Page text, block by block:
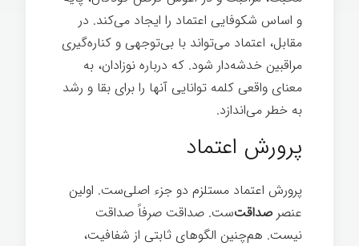
و اساس شکوفایی اعتماد را ایجاد می‌کند. در
مقابل، اعتماد می‌تواند با بی‌توجهی و کناره‌گیری
مراقبین خدشه‌دار شود. که درباره نوزادان، به
معنای واقعی کلمه توانایی آنها را برای بقا و رشد
به خطر می‌اندازد.
پرورش اعتماد
پرورش اعتماد مستلزم دو جزء اصلی‌ست. اولین
عنصرصداقت‌ست. صداقت صرفاً صداقت
نیست. هم‌چنین الگوهای ثابتی از شفافیت،